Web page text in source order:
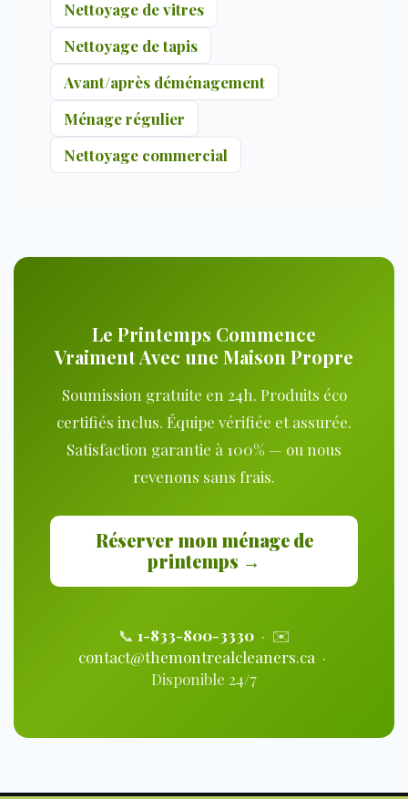
Nettoyage de vitres
Nettoyage de tapis
Avant/après déménagement
Ménage régulier
Nettoyage commercial
Le Printemps Commence
Vraiment Avec une Maison Propre
Soumission gratuite en 24h. Produits éco
certifiés inclus. Équipe vérifiée et assurée.
Satisfaction garantie à 100% — ou nous
revenons sans frais.
Réserver mon ménage de
printemps →
📞 1-833-800-3330· ✉️
contact@themontrealcleaners.ca ·
Disponible 24/7